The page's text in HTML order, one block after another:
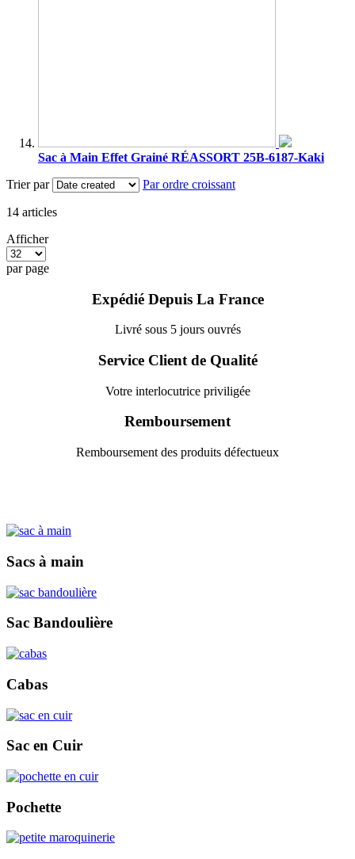
Sac à Main Effet Grainé RÉASSORT 25B-6187-Kaki
Trier par
Par ordre croissant
14 articles
Afficher
par page
Expédié Depuis La France
Livré sous 5 jours ouvrés
Service Client de Qualité
Votre interlocutrice priviligée
Remboursement
Remboursement des produits défectueux
Sacs à main
Sac Bandoulière
Cabas
Sac en Cuir
Pochette